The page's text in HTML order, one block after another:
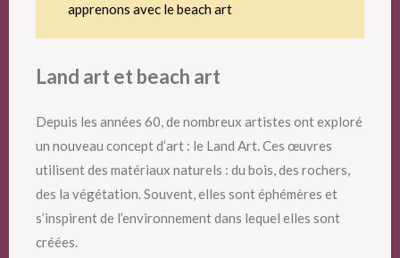
apprenons avec le beach art
Land art et beach art
Depuis les années 60, de nombreux artistes ont exploré
un nouveau concept d’art : le Land Art. Ces œuvres
utilisent des matériaux naturels : du bois, des rochers,
des la végétation. Souvent, elles sont éphémères et
s’inspirent de l’environnement dans lequel elles sont
créées.